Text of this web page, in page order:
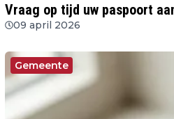
Vraag op tijd uw paspoort
09 april 2026
Gemeente